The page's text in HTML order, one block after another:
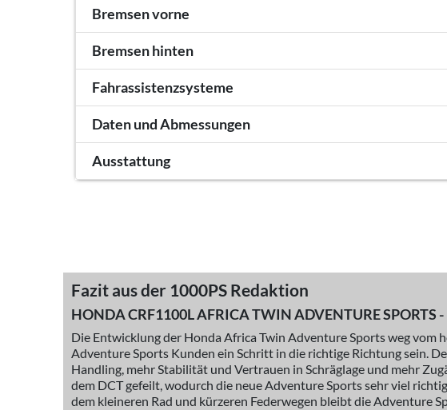
Bremsen vorne
Bremsen hinten
Fahrassistenzsysteme
Daten und Abmessungen
Ausstattung
Fazit aus der 1000PS Redaktion
HONDA CRF1100L AFRICA TWIN ADVENTURE SPORTS
Die Entwicklung der Honda Africa Twin Adventure Sports weg
Adventure Sports Kunden ein Schritt in die richtige Richtung sein.
Handling, mehr Stabilität und Vertrauen in Schräglage und mehr
dem DCT gefeilt, wodurch die neue Adventure Sports sehr viel
dem kleineren Rad und kürzeren Federwegen bleibt die Adventure